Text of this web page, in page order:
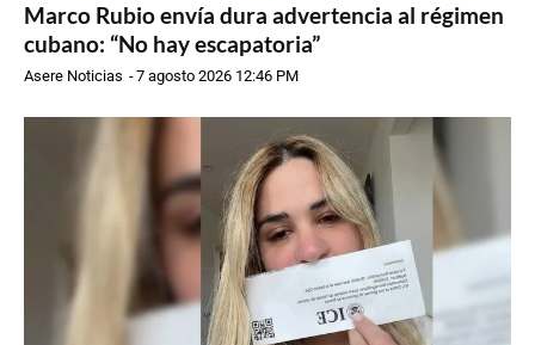
Marco Rubio envía dura advertencia al régimen
cubano: “No hay escapatoria”
Asere Noticias -7 agosto 2026 12:46 PM